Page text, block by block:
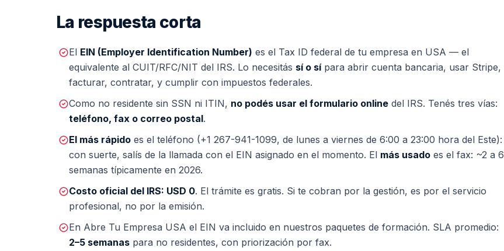
La respuesta corta
El EIN (Employer Identification Number) es el Tax ID federal de tu empresa en USA — el
equivalente al CUIT/RFC/NIT del IRS. Lo necesitás sí o sípara abrir cuenta bancaria, usar Stripe,
facturar, contratar, y cumplir con impuestos federales.
Como no residente sin SSN ni ITIN, no podés usar el formulario online del IRS. Tenés tres vías:
teléfono, fax o correo postal.
El más rápido es el teléfono (+1 267-941-1099, de lunes a viernes de 6:00 a 23:00 hora del Este):
con suerte, salís de la llamada con el EIN asignado en el momento. El más usado es el fax: ~2 a 6
semanas típicamente en 2026.
Costo oficial del IRS: USD 0. El trámite es gratis. Si te cobran por la gestión, es por el servicio
profesional, no por la emisión.
En Abre Tu Empresa USA el EIN va incluido en nuestros paquetes de formación. SLA promedio:
2–5 semanas para no residentes, con priorización por fax.